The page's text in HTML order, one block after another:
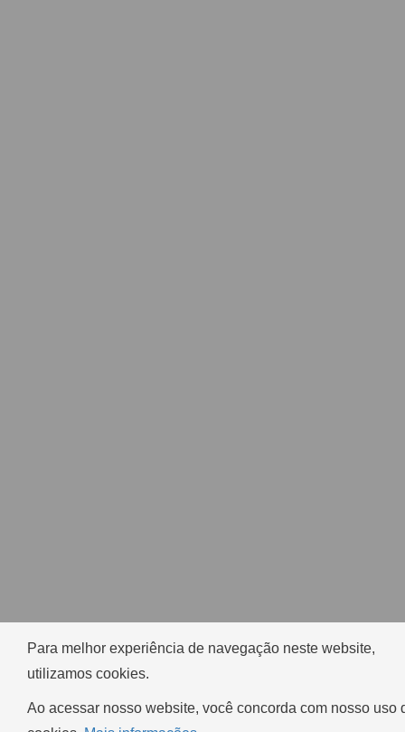
Para melhor experiência de navegação neste website,
utilizamos cookies.
Ao acessar nosso website, você concorda com nosso uso